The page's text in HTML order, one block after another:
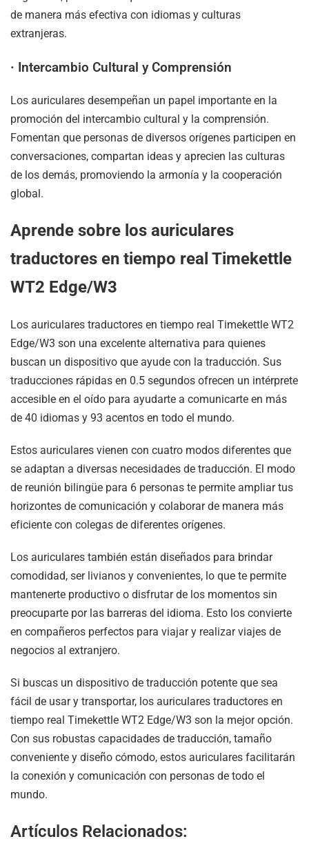
de manera más efectiva con idiomas y culturas
extranjeras.
· Intercambio Cultural y Comprensión
Los auriculares desempeñan un papel importante en la
promoción del intercambio cultural y la comprensión.
Fomentan que personas de diversos orígenes participen en
conversaciones, compartan ideas y aprecien las culturas
de los demás, promoviendo la armonía y la cooperación
global.
Aprende sobre los auriculares
traductores en tiempo real Timekettle
WT2 Edge/W3
Los auriculares traductores en tiempo real Timekettle WT2
Edge/W3 son una excelente alternativa para quienes
buscan un dispositivo que ayude con la traducción. Sus
traducciones rápidas en 0.5 segundos ofrecen un intérprete
accesible en el oído para ayudarte a comunicarte en más
de 40 idiomas y 93 acentos en todo el mundo.
Estos auriculares vienen con cuatro modos diferentes que
se adaptan a diversas necesidades de traducción. El modo
de reunión bilingüe para 6 personas te permite ampliar tus
horizontes de comunicación y colaborar de manera más
eficiente con colegas de diferentes orígenes.
Los auriculares también están diseñados para brindar
comodidad, ser livianos y convenientes, lo que te permite
mantenerte productivo o disfrutar de los momentos sin
preocuparte por las barreras del idioma. Esto los convierte
en compañeros perfectos para viajar y realizar viajes de
negocios al extranjero.
Si buscas un dispositivo de traducción potente que sea
fácil de usar y transportar, los auriculares traductores en
tiempo real Timekettle WT2 Edge/W3 son la mejor opción.
Con sus robustas capacidades de traducción, tamaño
conveniente y diseño cómodo, estos auriculares facilitarán
la conexión y comunicación con personas de todo el
mundo.
Artículos Relacionados: